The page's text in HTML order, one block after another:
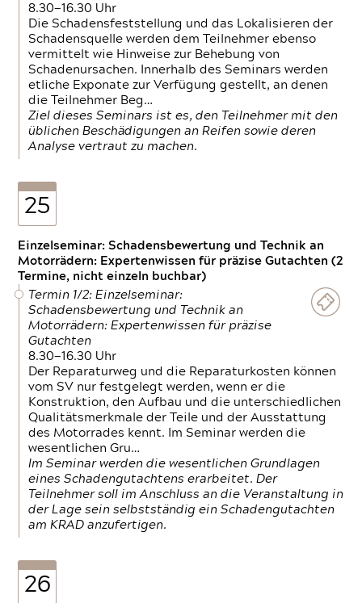
8.30—16.30 Uhr
Die Schadensfeststellung und das Lokalisieren der
Schadensquelle werden dem Teilnehmer ebenso
vermittelt wie Hinweise zur Behebung von
Schadenursachen. Innerhalb des Seminars werden
etliche Exponate zur Verfügung gestellt, an denen
die Teilnehmer Beg…
Ziel dieses Seminars ist es, den Teilnehmer mit den
üblichen Beschädigungen an Reifen sowie deren
Analyse vertraut zu machen.
25
Einzelseminar: Schadensbewertung und Technik an
Motorrädern: Expertenwissen für präzise Gutachten (2
Termine, nicht einzeln buchbar)
Termin 1/2: Einzelseminar:
Schadensbewertung und Technik an
Motorrädern: Expertenwissen für präzise
Gutachten
8.30—16.30 Uhr
Der Reparaturweg und die Reparaturkosten können
vom SV nur festgelegt werden, wenn er die
Konstruktion, den Aufbau und die unterschiedlichen
Qualitätsmerkmale der Teile und der Ausstattung
des Motorrades kennt. Im Seminar werden die
wesentlichen Gru…
Im Seminar werden die wesentlichen Grundlagen
eines Schadengutachtens erarbeitet. Der
Teilnehmer soll im Anschluss an die Veranstaltung in
der Lage sein selbstständig ein Schadengutachten
am KRAD anzufertigen.
26